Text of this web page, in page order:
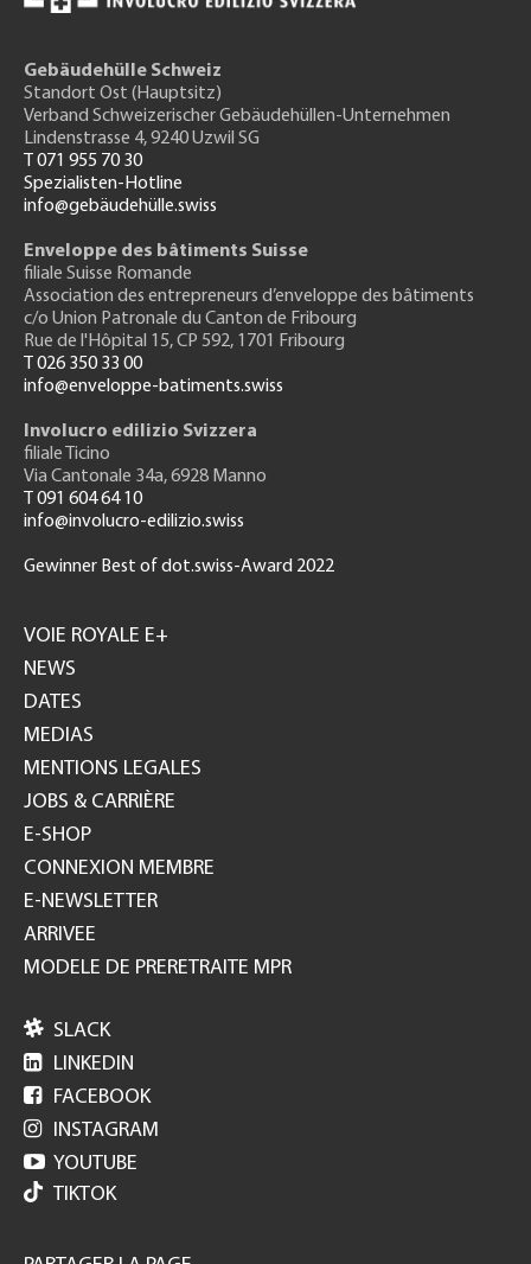
Gebäudehülle Schweiz
Standort Ost (Hauptsitz)
Verband Schweizerischer Gebäudehüllen-Unternehmen
Lindenstrasse 4, 9240 Uzwil SG
T 071 955 70 30
Spezialisten-Hotline
info@gebäudehülle.swiss
Enveloppe des bâtiments Suisse
filiale Suisse Romande
Association des entrepreneurs d’enveloppe des bâtiments
c/o Union Patronale du Canton de Fribourg
Rue de l'Hôpital 15, CP 592, 1701 Fribourg
T 026 350 33 00
info@enveloppe-batiments.swiss
Involucro edilizio Svizzera
filiale Ticino
Via Cantonale 34a, 6928 Manno
T 091 604 64 10
info@involucro-edilizio.swiss
Gewinner Best of dot.swiss-Award 2022
GH
VOIE ROYALE E+
NEWS
DATES
MEDIAS
MENTIONS LEGALES
JOBS & CARRIÈRE
E-SHOP
CONNEXION MEMBRE
E-NEWSLETTER
ARRIVEE
MODELE DE PRERETRAITE MPR
 SLACK
 LINKEDIN
 FACEBOOK
 INSTAGRAM
 YOUTUBE
TIKTOK